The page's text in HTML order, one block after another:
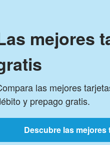
mejores
las mejores
y prepago gratis.
Descubre las mejores